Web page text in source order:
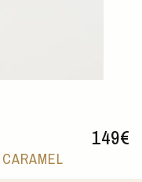
149€